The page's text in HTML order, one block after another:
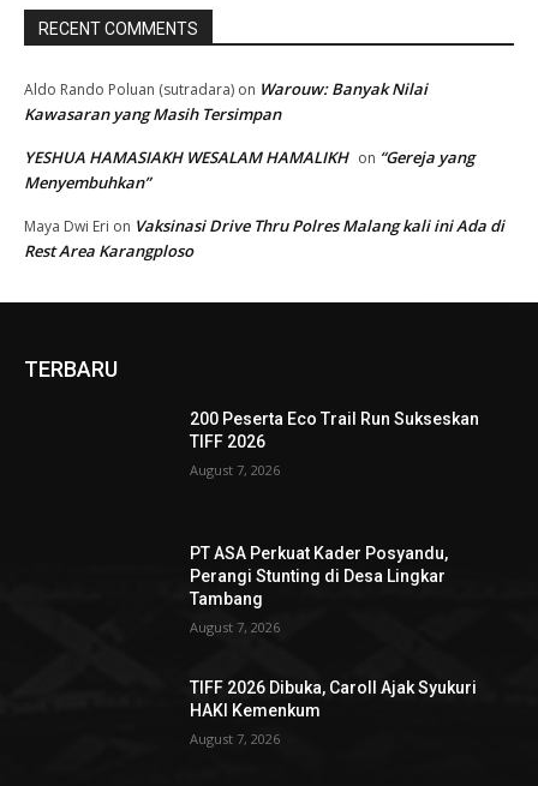
RECENT COMMENTS
Aldo Rando Poluan (sutradara) on Warouw: Banyak Nilai
Kawasaran yang Masih Tersimpan
YESHUA HAMASIAKH WESALAM HAMALIKH on “Gereja yang
Menyembuhkan”
Maya Dwi Eri on Vaksinasi Drive Thru Polres Malang kali ini Ada di
Rest Area Karangploso
TERBARU
200 Peserta Eco Trail Run Sukseskan
TIFF 2026
August 7, 2026
PT ASA Perkuat Kader Posyandu,
Perangi Stunting di Desa Lingkar
Tambang
August 7, 2026
TIFF 2026 Dibuka, Caroll Ajak Syukuri
HAKI Kemenkum
August 7, 2026